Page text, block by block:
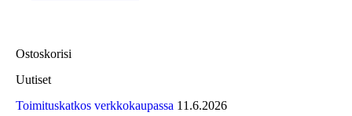
tuotteen
Ostoskorisi
Uutiset
Toimituskatkos verkkokaupassa 11.6.2026